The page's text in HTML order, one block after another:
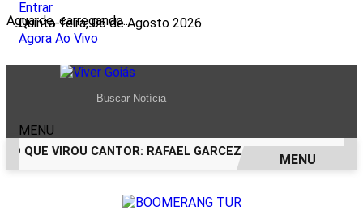
Aguarde, carregando...
Entrar
Quinta-feira, 06 de Agosto 2026
Agora Ao Vivo
MENU
QUE VIROU CANTOR: RAFAEL GARCEZ CELEBRA 24 ANOS
MENU